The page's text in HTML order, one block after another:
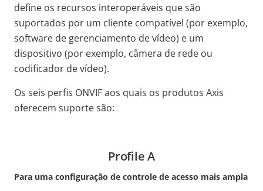
define os recursos interoperáveis que são
suportados por um cliente compatível (por exemplo,
software de gerenciamento de vídeo) e um
dispositivo (por exemplo, câmera de rede ou
codificador de vídeo).
Os seis perfis ONVIF aos quais os produtos Axis
oferecem suporte são:
Profile A
Para uma configuração de controle de acesso mais ampla